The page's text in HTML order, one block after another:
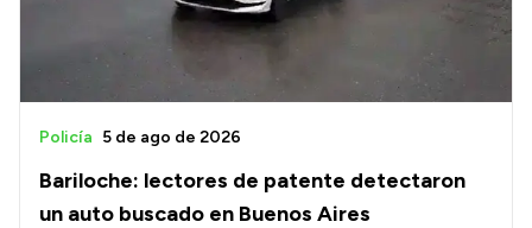
Bariloche: lectores de patente detectaron
un auto buscado en Buenos Aires
Policía 5 de ago de 2026